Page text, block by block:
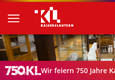
Wir feiern 750 Jahre